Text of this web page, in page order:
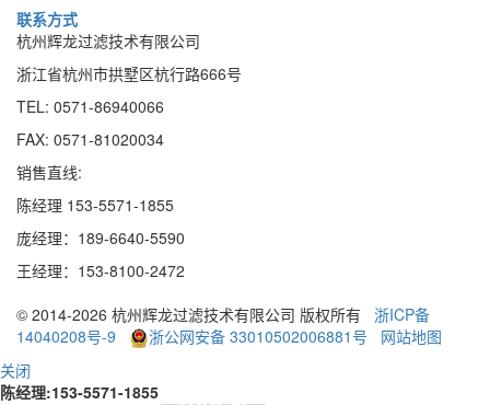
联系方式
杭州辉龙过滤技术有限公司
浙江省杭州市拱墅区杭行路666号
TEL: 0571-86940066
FAX: 0571-81020034
销售直线:
陈经理 153-5571-1855
庞经理：189-6640-5590
王经理：153-8100-2472
© 2014-2026 杭州辉龙过滤技术有限公司 版权所有 浙ICP备
14040208号-9
浙公网安备 33010502006881号
网站地图
关闭
陈经理:153-5571-1855